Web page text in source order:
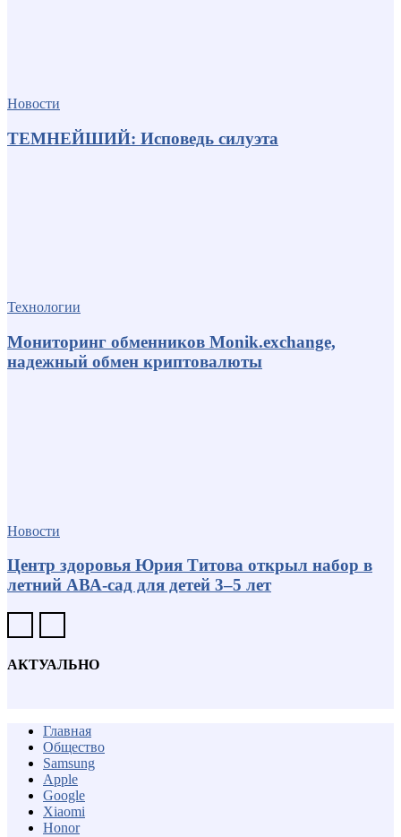
Новости
ТЕМНЕЙШИЙ: Исповедь силуэта
Технологии
Мониторинг обменников Monik.exchange,
надежный обмен криптовалюты
Новости
Центр здоровья Юрия Титова открыл набор в
летний АВА-сад для детей 3–5 лет
АКТУАЛЬНО
Главная
Общество
Samsung
Apple
Google
Xiaomi
Honor